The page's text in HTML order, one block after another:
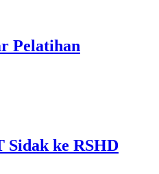
Pelatihan
Sidak ke RSHD